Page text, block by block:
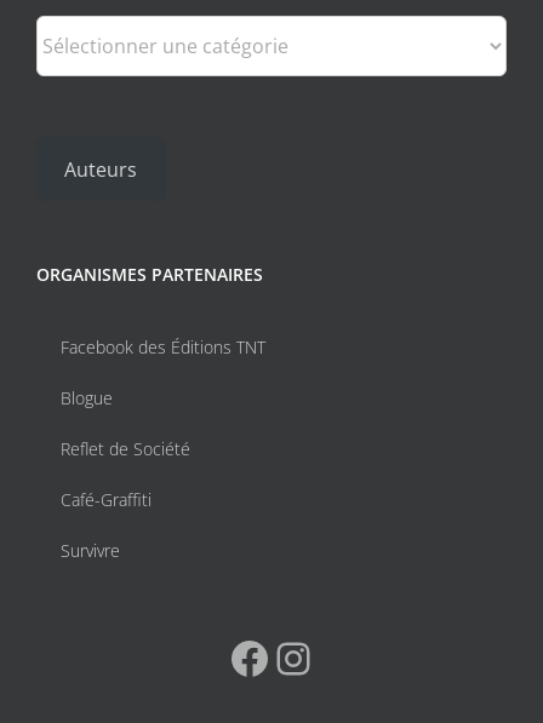
Catégories
Auteurs
ORGANISMES PARTENAIRES
Facebook des Éditions TNT
Blogue
Reflet de Société
Café-Graffiti
Survivre
Facebook